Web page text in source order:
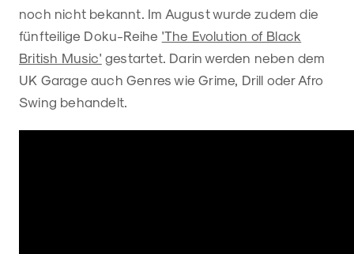
noch nicht bekannt. Im August wurde zudem die
fünfteilige Doku-Reihe 'The Evolution of Black
British Music' gestartet. Darin werden neben dem
UK Garage auch Genres wie Grime, Drill oder Afro
Swing behandelt.